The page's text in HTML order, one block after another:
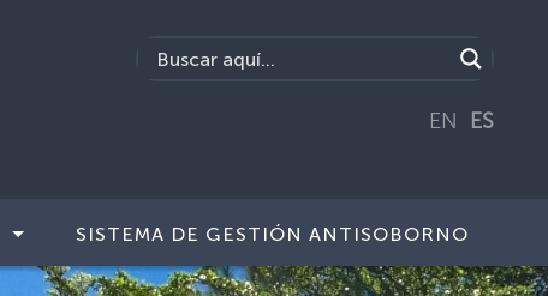
EN ES
SISTEMA DE GESTIÓN ANTISOBORNO